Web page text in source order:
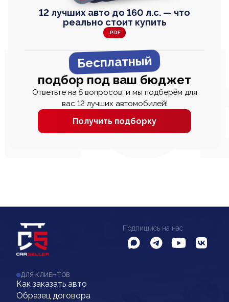
12 лучших авто до 160 л.с. — что
реально стоит купить
.PDF
Бесплатный
подбор под ваш бюджет
Ответьте на 5 вопросов, и мы подберём для
вас 12 лучших автомобилей!
Получить подборку
Подпишись на нас
ДЛЯ КЛИЕНТОВ
Как заказать авто
Образец договора